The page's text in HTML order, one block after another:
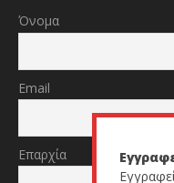
Όνομα
Email
Επαρχία